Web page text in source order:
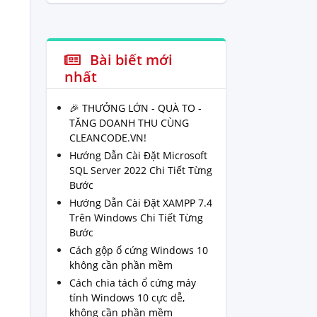
Bài biết mới
nhất
🎉 THƯỞNG LỚN - QUÀ TO -
TĂNG DOANH THU CÙNG
CLEANCODE.VN!
Hướng Dẫn Cài Đặt Microsoft
SQL Server 2022 Chi Tiết Từng
Bước
Hướng Dẫn Cài Đặt XAMPP 7.4
Trên Windows Chi Tiết Từng
Bước
Cách gộp ổ cứng Windows 10
không cần phần mềm
Cách chia tách ổ cứng máy
tính Windows 10 cực dễ,
không cần phần mềm